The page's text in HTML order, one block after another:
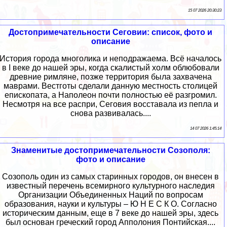
15 07 2026 20:30:23
Достопримечательности Сеговии: список, фото и
описание
История города многолика и неподражаема. Всё началось
в I веке до нашей эры, когда скалистый холм облюбовали
древние римляне, позже территория была захвачена
маврами. Вестготы сделали данную местность столицей
епископата, а Наполеон почти полностью её разгромил.
Несмотря на все распри, Сеговия восставала из пепла и
снова развивалась....
14 07 2026 1:45:14
Знаменитые достопримечательности Созополя:
фото и описание
Созополь один из самых старинных городов, он внесен в
известный перечень всемирного культурного наследия
Организации Объединенных Наций по вопросам
образования, науки и культуры – Ю Н Е С К О. Согласно
историческим данным, еще в 7 веке до нашей эры, здесь
был основан греческий город Апполония Понтийская....